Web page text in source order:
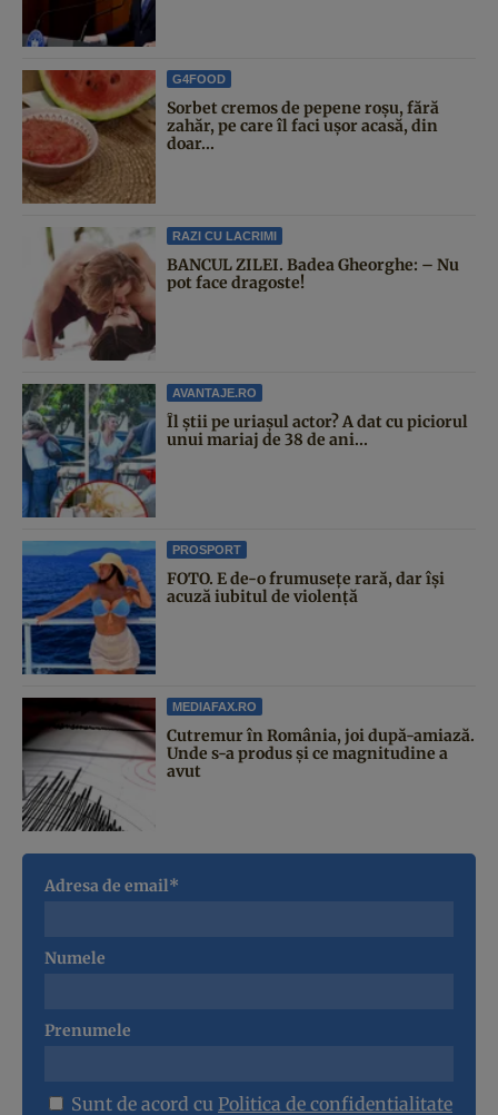
G4FOOD
Sorbet cremos de pepene roșu, fără
zahăr, pe care îl faci ușor acasă, din
doar...
RAZI CU LACRIMI
BANCUL ZILEI. Badea Gheorghe: – Nu
pot face dragoste!
AVANTAJE.RO
Îl știi pe uriașul actor? A dat cu piciorul
unui mariaj de 38 de ani...
PROSPORT
FOTO. E de-o frumusețe rară, dar își
acuză iubitul de violență
MEDIAFAX.RO
Cutremur în România, joi după-amiază.
Unde s-a produs și ce magnitudine a
avut
Adresa de email*
Numele
Prenumele
Sunt de acord cu Politica de confidentialitate